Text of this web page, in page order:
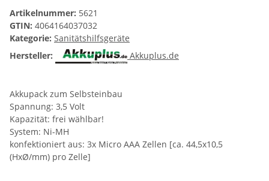
Artikelnummer: 5621
GTIN: 4064164037032
Kategorie: Sanitätshilfsgeräte
Hersteller:
Akkuplus.de
Akkupack zum Selbsteinbau
Spannung: 3,5 Volt
Kapazität: frei wählbar!
System: Ni-MH
konfektioniert aus: 3x Micro AAA Zellen [ca. 44,5x10,5
(HxØ/mm) pro Zelle]